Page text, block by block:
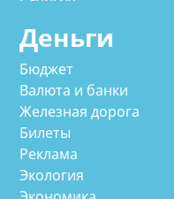
Деньги
Бюджет
Валюта и банки
Железная дорога
Билеты
Реклама
Экология